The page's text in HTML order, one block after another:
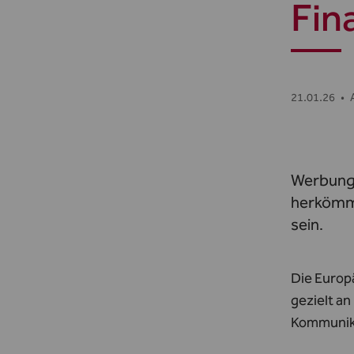
21.01.26 •
sein.
Die
gezielt